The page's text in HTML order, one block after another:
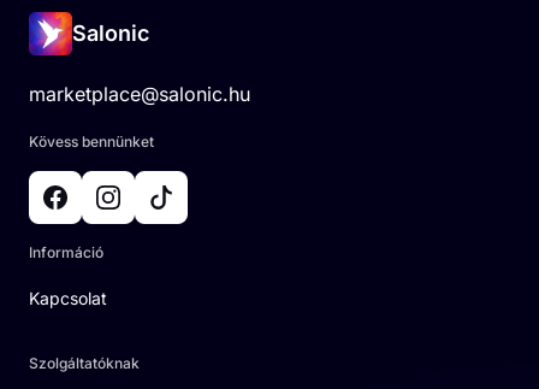
Salonic
marketplace@salonic.hu
Kövess bennünket
Információ
Kapcsolat
Szolgáltatóknak